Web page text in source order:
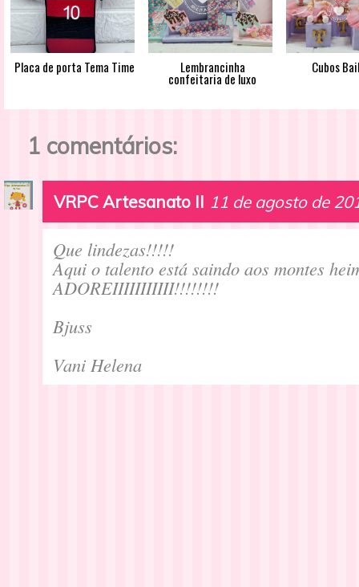
Placa de porta Tema Time Lembrancinha
confeitaria de luxo
Cubos
1 comentários:
VRPC Artesanato II 11 de agosto de
Que lindezas!!!!!
Aqui o talento está saindo aos montes
ADOREIIIIIIIIIII!!!!!!!!
Bjuss
Vani Helena